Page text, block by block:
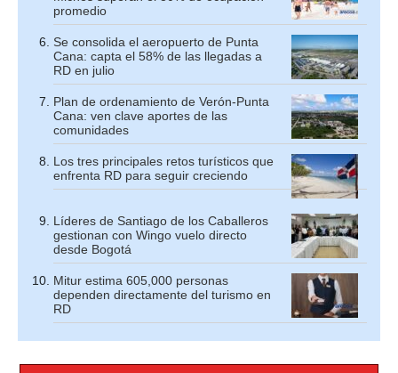
promedio
Se consolida el aeropuerto de Punta
Cana: capta el 58% de las llegadas a
RD en julio
Plan de ordenamiento de Verón-Punta
Cana: ven clave aportes de las
comunidades
Los tres principales retos turísticos que
enfrenta RD para seguir creciendo
Líderes de Santiago de los Caballeros
gestionan con Wingo vuelo directo
desde Bogotá
Mitur estima 605,000 personas
dependen directamente del turismo en
RD